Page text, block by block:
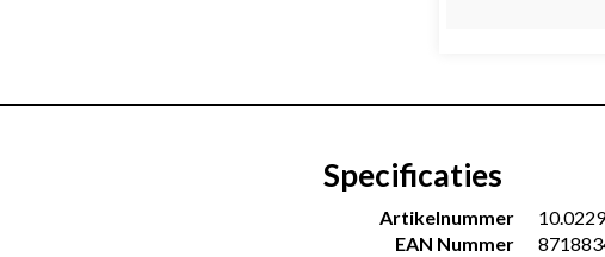
Specificaties
Artikelnummer
EAN Nummer